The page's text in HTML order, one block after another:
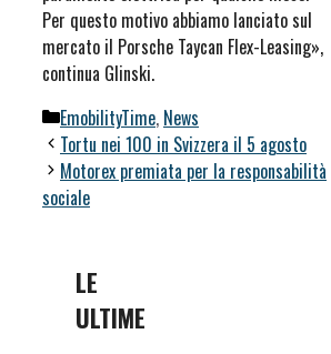
Per questo motivo abbiamo lanciato sul
mercato il Porsche Taycan Flex-Leasing»,
continua Glinski.
Categorie
EmobilityTime, News
Tortu nei 100 in Svizzera il 5 agosto
Motorex premiata per la responsabilità
sociale
LE
ULTIME